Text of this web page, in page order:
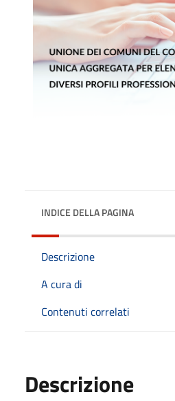
INDICE DELLA PAGINA
Descrizione
A cura di
Contenuti correlati
Descrizione